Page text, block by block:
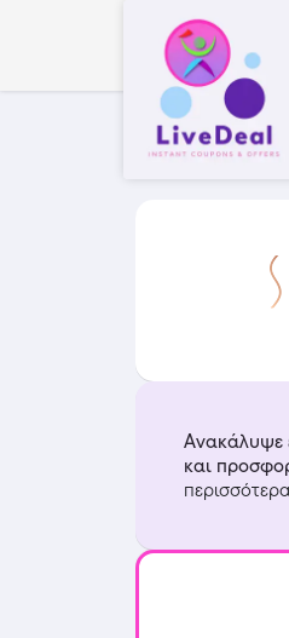
Ανακάλυψε
και